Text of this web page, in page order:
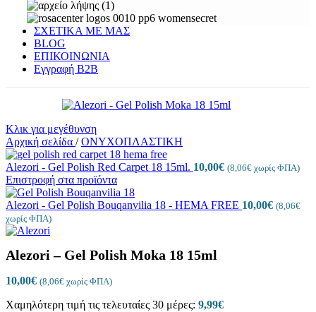
ΣΧΕΤΙΚΑ ΜΕ ΜΑΣ
BLOG
ΕΠΙΚΟΙΝΩΝΙΑ
Εγγραφή Β2Β
Κλικ για μεγέθυνση
Αρχική σελίδα / ΟΝΥΧΟΠΛΑΣΤΙΚΗ
Alezori - Gel Polish Red Carpet 18 15ml. 10,00€ (8,06€ χωρίς ΦΠΑ)
Επιστροφή στα προϊόντα
Alezori - Gel Polish Bouqanvilia 18 - HEMA FREE 10,00€ (8,06€
χωρίς ΦΠΑ)
Alezori – Gel Polish Moka 18 15ml
10,00€ (8,06€ χωρίς ΦΠΑ)
Χαμηλότερη τιμή τις τελευταίες 30 μέρες: 9,99€